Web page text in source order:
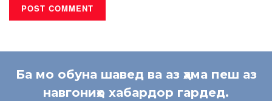
Ба мо обуна шавед ва аз ҳама пеш аз
навгониҳо хабардор гардед.